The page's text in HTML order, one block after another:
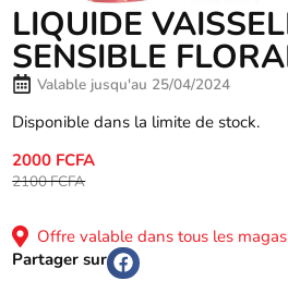
LIQUIDE
SENSIBLE
Valable jusqu'au 25/04/2024
Disponible dans la limite de stock.
2000 FCFA
2100 FCFA
Offre valable dans tous les
Partager sur